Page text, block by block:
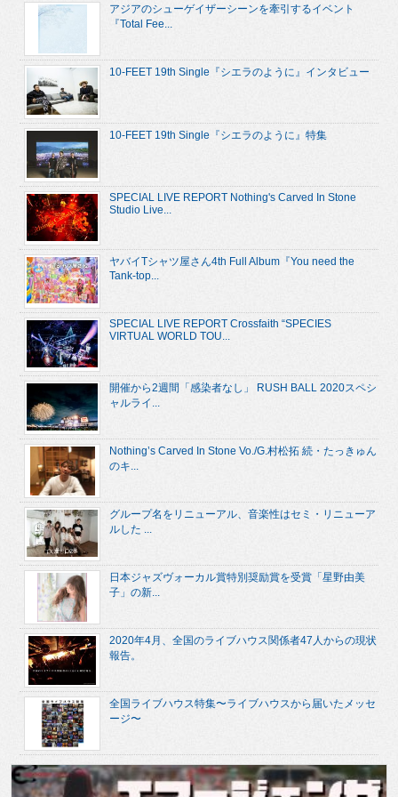
アジアのシューゲイザーシーンを牽引するイベント
『Total Fee...
10-FEET 19th Single『シエラのように』インタビュー
10-FEET 19th Single『シエラのように』特集
SPECIAL LIVE REPORT Nothing's Carved In Stone
Studio Live...
ヤバイTシャツ屋さん4th Full Album『You need the
Tank-top...
SPECIAL LIVE REPORT Crossfaith “SPECIES
VIRTUAL WORLD TOU...
開催から2週間「感染者なし」 RUSH BALL 2020スペシ
ャルライ...
Nothing’s Carved In Stone Vo./G.村松拓 続・たっきゅん
のキ...
グループ名をリニューアル、音楽性はセミ・リニューア
ルした ...
日本ジャズヴォーカル賞特別奨励賞を受賞「星野由美
子」の新...
2020年4月、全国のライブハウス関係者47人からの現状
報告。
全国ライブハウス特集〜ライブハウスから届いたメッセ
ージ〜